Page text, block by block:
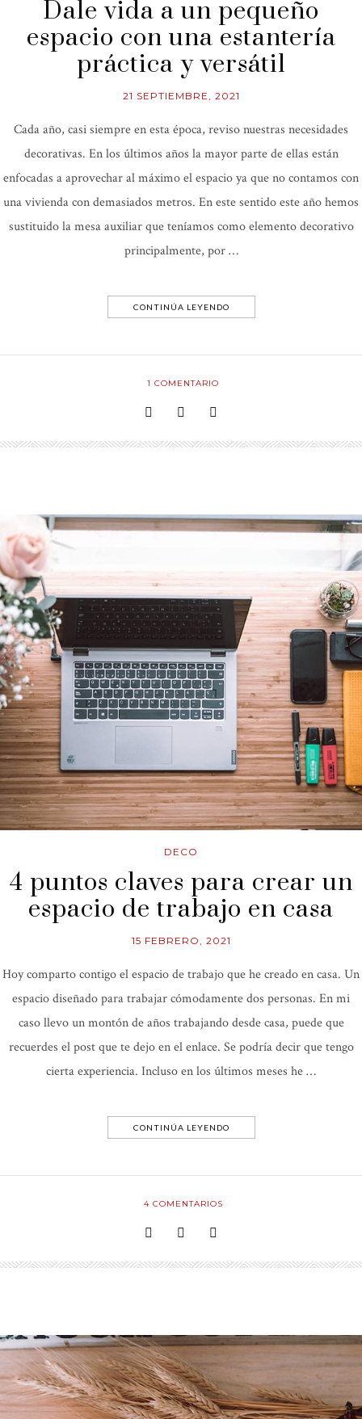
Dale vida a un pequeño
espacio con una estantería
práctica y versátil
21 SEPTIEMBRE, 2021
Cada año, casi siempre en esta época, reviso nuestras necesidades
decorativas. En los últimos años la mayor parte de ellas están
enfocadas a aprovechar al máximo el espacio ya que no contamos con
una vivienda con demasiados metros. En este sentido este año hemos
sustituido la mesa auxiliar que teníamos como elemento decorativo
principalmente, por …
CONTINÚA LEYENDO
1 COMENTARIO
DECO
4 puntos claves para crear un
espacio de trabajo en casa
15 FEBRERO, 2021
Hoy comparto contigo el espacio de trabajo que he creado en casa. Un
espacio diseñado para trabajar cómodamente dos personas. En mi
caso llevo un montón de años trabajando desde casa, puede que
recuerdes el post que te dejo en el enlace. Se podría decir que tengo
cierta experiencia. Incluso en los últimos meses he …
CONTINÚA LEYENDO
4COMENTARIOS